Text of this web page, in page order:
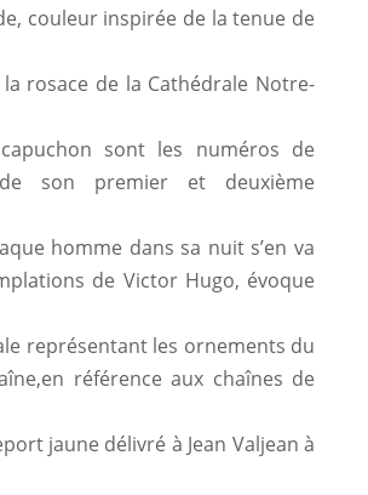
couleur inspirée de la tenue de
rosace de la Cathédrale Notre-
sont les numéros de
son premier et deuxième
homme dans sa nuit s’en va
de Victor Hugo, évoque
représentant les ornements du
référence aux chaînes de
jaune délivré à Jean Valjean à